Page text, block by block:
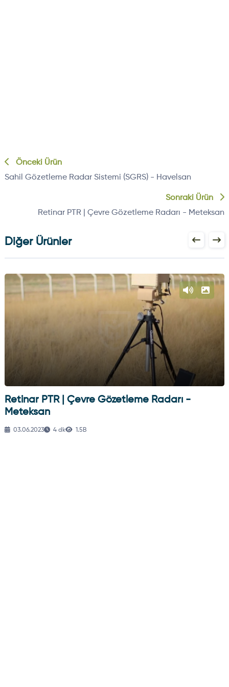
Önceki Ürün
Sahil Gözetleme Radar Sistemi (SGRS) - Havelsan
Sonraki Ürün
Retinar PTR | Çevre Gözetleme Radarı - Meteksan
Diğer Ürünler
Retinar PTR | Çevre Gözetleme Radarı -
Meteksan
03.06.2023 4 dk 1.5B